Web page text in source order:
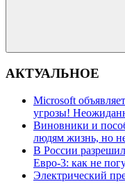
АКТУАЛЬНОЕ
Microsoft
угрозы!
Виновники и
людям жизнь, но
В России
Евро-3: как не
Электрический